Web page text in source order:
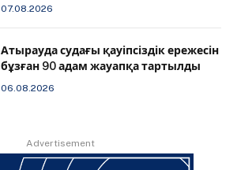
07.08.2026
Атырауда судағы қауіпсіздік ережесін
бұзған 90 адам жауапқа тартылды
06.08.2026
Advertisement